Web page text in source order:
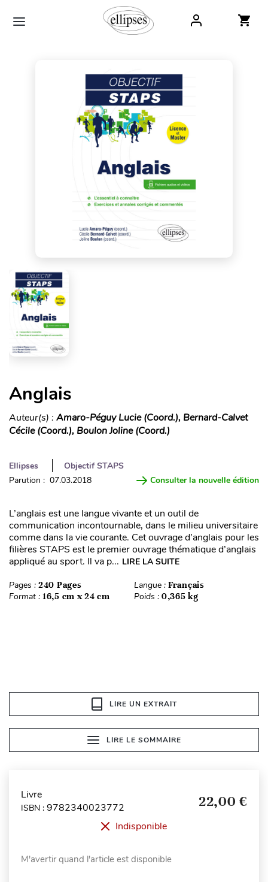
Anglais
Auteur(s) : Amaro-Péguy Lucie (Coord.), Bernard-Calvet
Cécile (Coord.), Boulon Joline (Coord.)
Ellipses
Objectif STAPS
Parution : 07.03.2018
Consulter la nouvelle édition
L’anglais est une langue vivante et un outil de
communication incontournable, dans le milieu universitaire
comme dans la vie courante. Cet ouvrage d’anglais pour les
filières STAPS est le premier ouvrage thématique d’anglais
appliqué au sport. Il va p... LIRE LA SUITE
Pages : 240 Pages Langue : Français
Format : 16,5 cm x 24 cm Poids : 0,365 kg
LIRE UN EXTRAIT
LIRE LE SOMMAIRE
Livre
ISBN : 9782340023772 22,00 €
Indisponible
M'avertir quand l'article est disponible